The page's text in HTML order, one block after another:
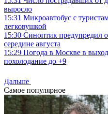
выросло
15:31 Микроавтобус с
легковушкой
15:30 Синоптик предупредил
середине августа
15:29 Погода в Москве в
похолодание до +9
Дальше
Самое популярное